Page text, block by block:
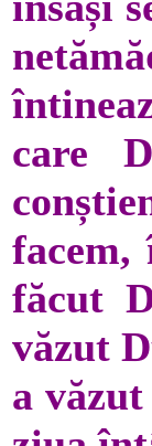
care
facem,
făcut
văzut
a